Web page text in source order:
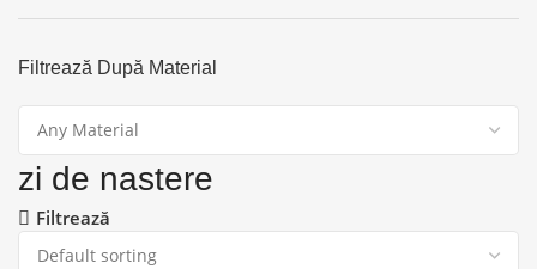
Filtrează După Material
zi de nastere
Filtrează